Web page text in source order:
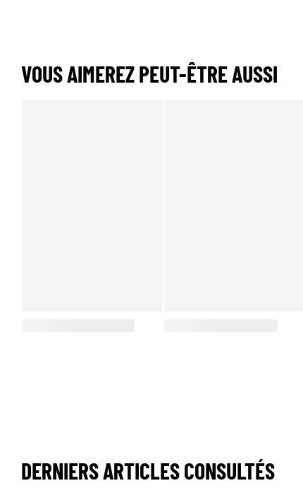
VOUS AIMEREZ PEUT-ÊTRE AUSSI
DERNIERS ARTICLES CONSULTÉS